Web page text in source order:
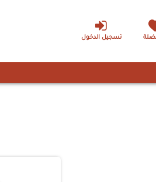
تسجيل الدخول